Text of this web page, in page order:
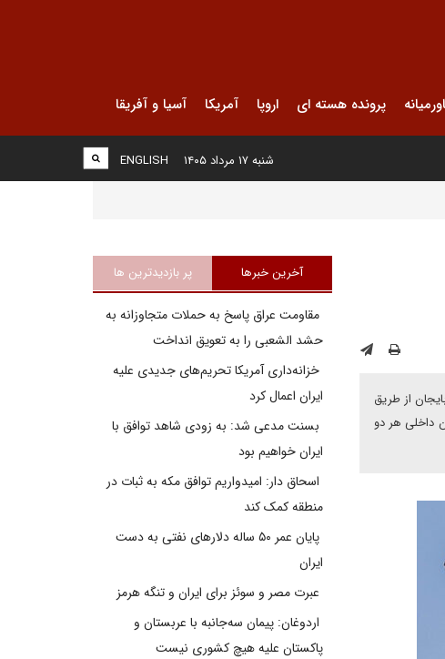
پرونده هسته ای اروپا آمریکا آسیا و آفریقا
ENGLISH شنبه ۱۷ مرداد ۱۴۰۵
از طریق
داخلی هر دو
آخرین خبرها پر بازدیدترین ها
مقاومت عراق پاسخ به حملات متجاوزانه به
حشد الشعبی را به تعویق انداخت
خزانه‌داری آمریکا تحریم‌های جدیدی علیه
ایران اعمال کرد
بسنت مدعی شد: به زودی شاهد توافق با
ایران خواهیم بود
اسحاق دار: امیدواریم توافق مکه به ثبات در
منطقه کمک کند
پایان عمر ۵۰ ساله دلارهای نفتی به دست
ایران
عبرت مصر و سوئز برای ایران و تنگه هرمز
اردوغان: پیمان سه‌جانبه با عربستان و
پاکستان علیه هیچ کشوری نیست